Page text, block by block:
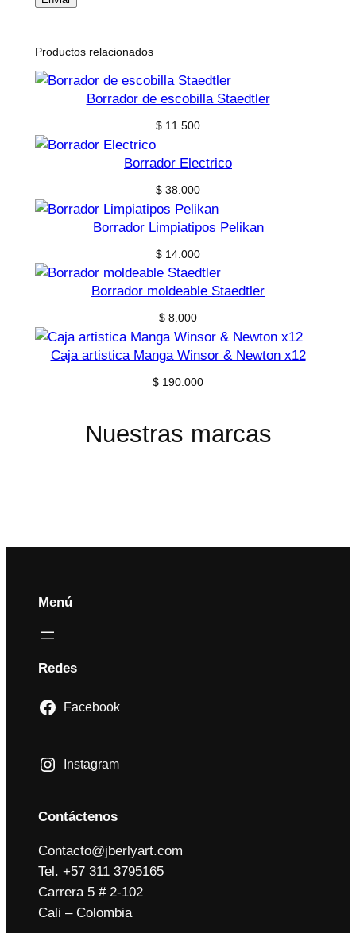
Productos relacionados
Borrador de escobilla Staedtler
$ 11.500
Borrador Electrico
$ 38.000
Borrador Limpiatipos Pelikan
$ 14.000
Borrador moldeable Staedtler
$ 8.000
Caja artistica Manga Winsor & Newton x12
$ 190.000
Nuestras marcas
Menú
Redes
Facebook
Instagram
Contáctenos
Contacto@jberlyart.com
Tel. +57 311 3795165
Carrera 5 # 2-102
Cali – Colombia